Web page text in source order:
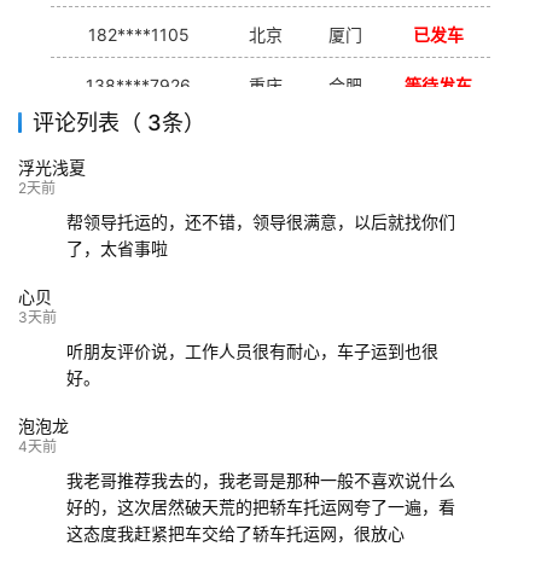
182****1105 北京 厦门 已发车
138****7926 重庆 合肥 等待发车
139****9233
评论列表（ 3条）
浮光浅夏
2天前
帮领导托运的，还不错，领导很满意，以后就找你们
了，太省事啦
心贝
3天前
听朋友评价说，工作人员很有耐心，车子运到也很
好。
泡泡龙
4天前
我老哥推荐我去的，我老哥是那种一般不喜欢说什么
好的，这次居然破天荒的把轿车托运网夸了一遍，看
这态度我赶紧把车交给了轿车托运网，很放心